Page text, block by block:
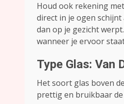
Houd ook rekening
direct in je ogen
dan op je gezicht
wanneer je ervoor
Type Glas:
Het soort glas boven
prettig en bruikbaar